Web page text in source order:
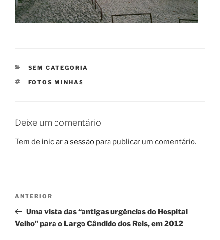
CATEGORIAS
SEM CATEGORIA
ETIQUETAS
FOTOS MINHAS
Deixe um comentário
Tem de iniciar a sessão para publicar um comentário.
artigos
Conteúdo
anterior
ANTERIOR
Uma vista das “antigas urgências do Hospital
Velho” para o Largo Cândido dos Reis, em 2012